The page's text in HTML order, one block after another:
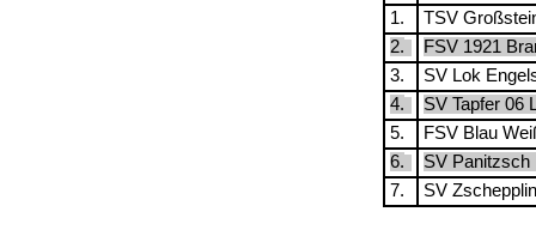
1.
TSV
2.
FSV 1921
3.
SV Lok
4.
SV Tapfer 06
5.
FSV Blau
6.
SV Panitzsch
7.
SV Zschepplin